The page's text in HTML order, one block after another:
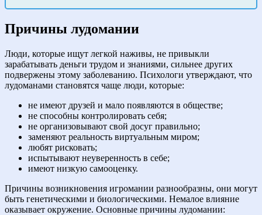
Причины лудомании
Люди, которые ищут легкой наживы, не привыкли
зарабатывать деньги трудом и знаниями, сильнее других
подвержены этому заболеванию. Психологи утверждают, что
лудоманами становятся чаще люди, которые:
не имеют друзей и мало появляются в обществе;
не способны контролировать себя;
не организовывают свой досуг правильно;
заменяют реальность виртуальным миром;
любят рисковать;
испытывают неуверенность в себе;
имеют низкую самооценку.
Причины возникновения игромании разнообразны, они могут
быть генетическими и биологическими. Немалое влияние
оказывает окружение. Основные причины лудомании: